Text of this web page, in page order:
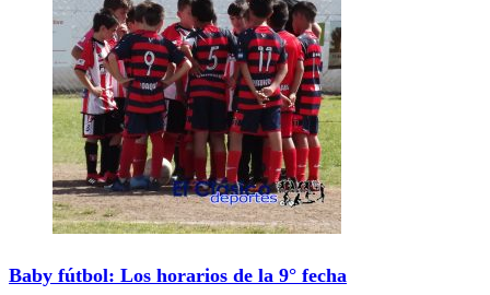
Baby fútbol: Los horarios de la 9° fecha